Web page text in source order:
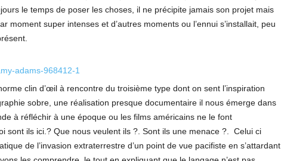
le temps de poser les choses, il ne précipite jamais son projet mais
moment super intenses et d’autres moments ou l’ennui s’installait, peu
clin d’œil à rencontre du troisième type dont on sent l’inspiration
sobre, une réalisation presque documentaire il nous émerge dans
à réfléchir à une époque ou les films américains ne le font
sont ils ici.? Que nous veulent ils ?. Sont ils une menace ?. Celui ci
de l’invasion extraterrestre d’un point de vue pacifiste en s’attardant